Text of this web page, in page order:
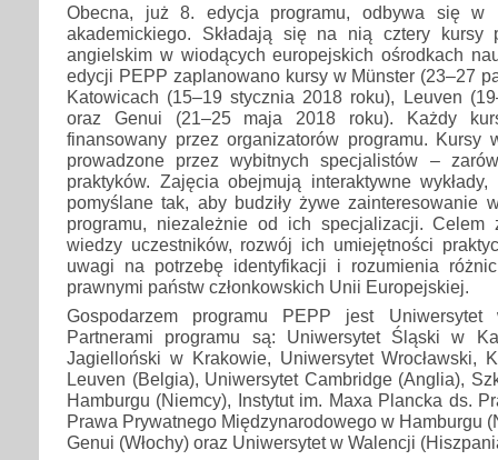
Obecna, już 8. edycja programu, odbywa się w
akademickiego. Składają się na nią cztery kursy
angielskim w wiodących europejskich ośrodkach
edycji PEPP zaplanowano kursy w Münster (23–27
Katowicach (15–19 stycznia 2018 roku), Leuven
oraz Genui (21–25 maja 2018 roku). Każdy
finansowany przez organizatorów programu. Kursy
prowadzone przez wybitnych specjalistów –
praktyków. Zajęcia obejmują interaktywne
pomyślane tak, aby budziły żywe zainteresowanie
programu, niezależnie od ich specjalizacji. Celem
wiedzy uczestników, rozwój ich umiejętności
uwagi na potrzebę identyfikacji i rozumienia
prawnymi państw członkowskich Unii Europejskiej.
Gospodarzem programu PEPP jest Uniwersytet
Partnerami programu są: Uniwersytet Śląski w
Jagielloński w Krakowie, Uniwersytet Wrocławski,
Leuven (Belgia), Uniwersytet Cambridge (Anglia),
Hamburgu (Niemcy), Instytut im. Maxa Plancka ds.
Prawa Prywatnego Międzynarodowego w Hamburgu
Genui (Włochy) oraz Uniwersytet w Walencji